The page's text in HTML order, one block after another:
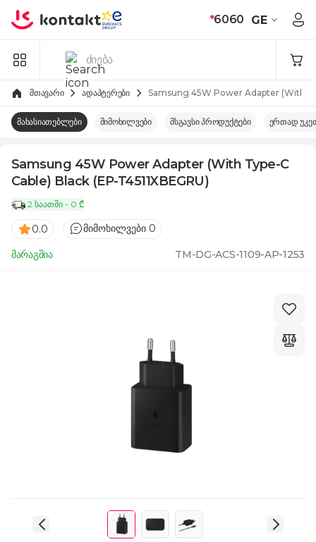
*6060 GE
მთავარი ადაპტერები Samsung 45W Power Adapter (With
მახასიათებლები მიმოხილვები მსგავსი პროდუქტები ერთად
Samsung 45W Power Adapter (With Type-C
Cable) Black (EP-T4511XBEGRU)
2 საათში - 0 ₾
0.0 მიმოხილვები 0
მარაგშია TM-DG-ACS-1109-AP-1253